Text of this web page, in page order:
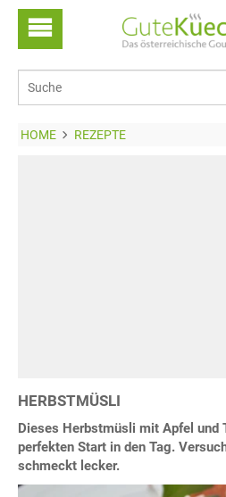
HOME REZEPTE
HERBSTMÜSLI
Dieses Herbstmüsli mit Apfel und
perfekten Start in den Tag.
schmeckt lecker.